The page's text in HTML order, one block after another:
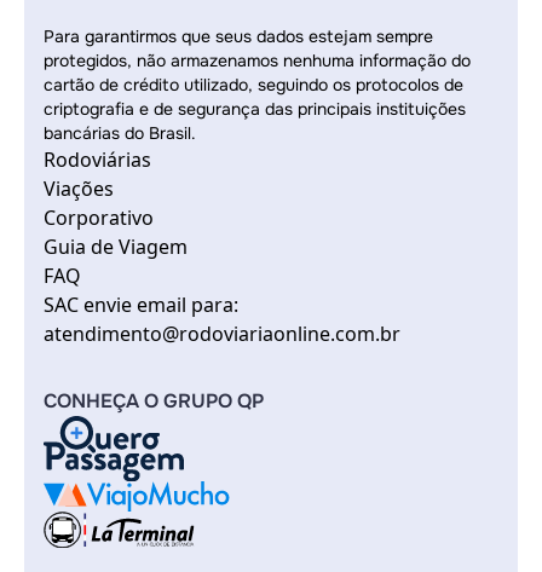
Para garantirmos que seus dados estejam sempre
protegidos, não armazenamos nenhuma informação do
cartão de crédito utilizado, seguindo os protocolos de
criptografia e de segurança das principais instituições
bancárias do Brasil.
Rodoviárias
Viações
Corporativo
Guia de Viagem
FAQ
SAC envie email para:
atendimento@rodoviariaonline.com.br
CONHEÇA O GRUPO QP